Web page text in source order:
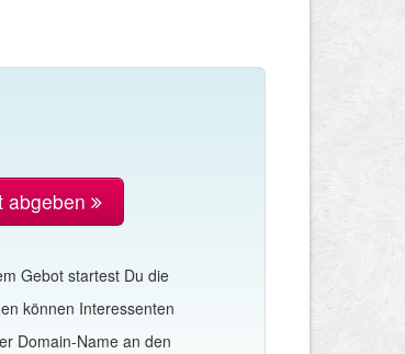
abgeben
Gebot startest Du die
können Interessenten
Domain-Name an den